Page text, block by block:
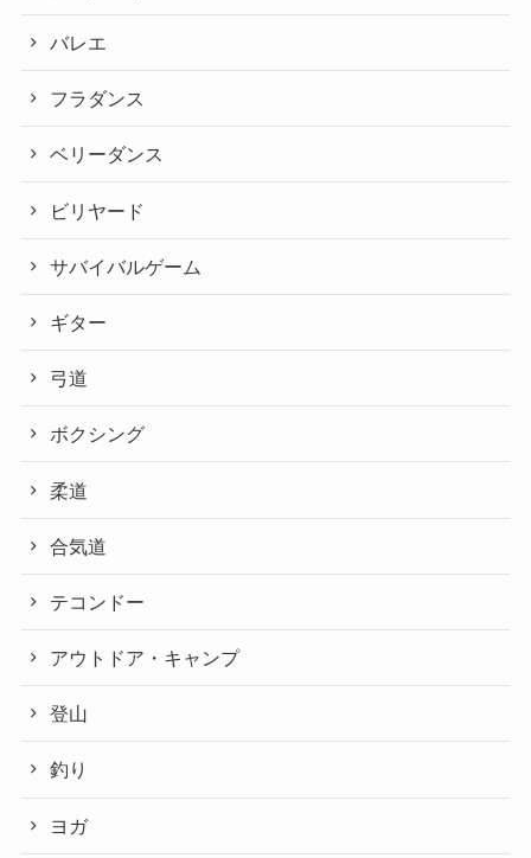
バレエ
フラダンス
ベリーダンス
ビリヤード
サバイバルゲーム
ギター
弓道
ボクシング
柔道
合気道
テコンドー
アウトドア・キャンプ
登山
釣り
ヨガ